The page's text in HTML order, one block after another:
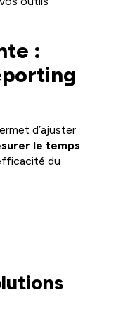
:
d’ajuster
le temps
du